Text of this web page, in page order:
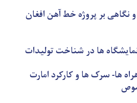
نگاهی بر پروژه خط آهن افغان
ها در شناخت تولیدات
ها- سرک ها و کارکرد امارت